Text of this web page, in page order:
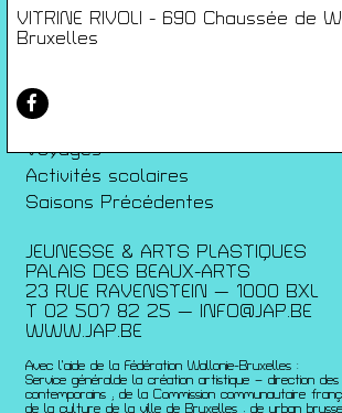
VITRINE RIVOLI - 690 Chaussée de
Bruxelles
Films
Rencontres
Expositions
Artists Print
Voyages
Activités scolaires
Saisons Précédentes
JEUNESSE & ARTS PLASTIQUES
PALAIS DES BEAUX-ARTS
23 RUE RAVENSTEIN — 1000 BXL
T 02 507 82 25 —
INFO@JAP.BE
WWW.JAP.BE
Avec l’aide de la Fédération Wallonie-Bruxelles :
Service généralde la création artistique – direction
contemporains ; de la Commission communautaire
de la culture de la ville de Bruxelles ; de urban